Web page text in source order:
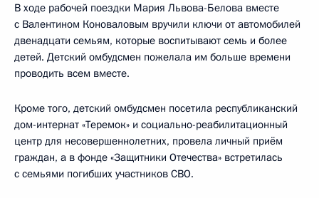
В ходе рабочей поездки Мария Львова-Белова вместе
с Валентином Коноваловым вручили ключи от автомобилей
двенадцати семьям, которые воспитывают семь и более
детей. Детский омбудсмен пожелала им больше времени
проводить всем вместе.
Кроме того, детский омбудсмен посетила республиканский
дом-интернат «Теремок» и социально-реабилитационный
центр для несовершеннолетних, провела личный приём
граждан, а в фонде «Защитники Отечества» встретилась
с семьями погибших участников СВО.